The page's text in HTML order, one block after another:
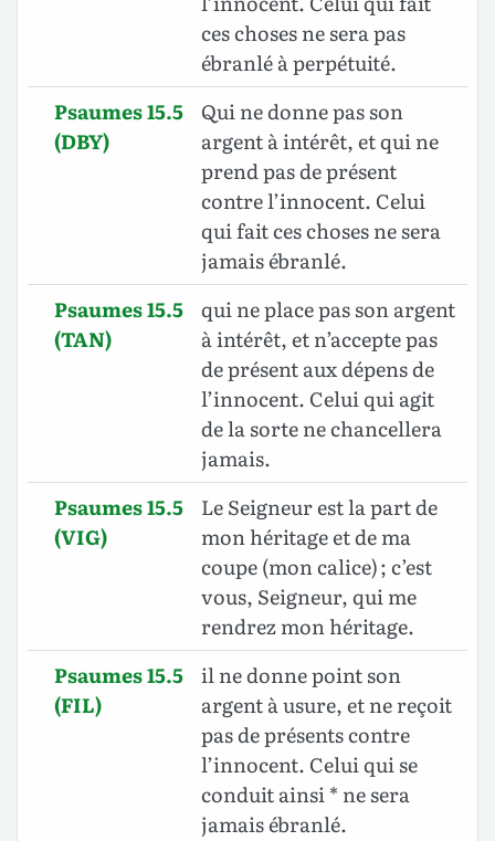
ces choses ne sera pas
ébranlé à perpétuité.
Psaumes 15.5
(DBY)
Qui ne donne pas son
argent à intérêt, et qui ne
prend pas de présent
contre l’innocent. Celui
qui fait ces choses ne sera
jamais ébranlé.
Psaumes 15.5
(TAN)
qui ne place pas son argent
à intérêt, et n’accepte pas
de présent aux dépens de
l’innocent. Celui qui agit
de la sorte ne chancellera
jamais.
Psaumes 15.5
(VIG)
Le Seigneur est la part de
mon héritage et de ma
coupe (mon calice) ; c’est
vous, Seigneur, qui me
rendrez mon héritage.
Psaumes 15.5
(FIL)
il ne donne point son
argent à usure, et ne reçoit
pas de présents contre
l’innocent. Celui qui se
conduit ainsi * ne sera
jamais ébranlé.